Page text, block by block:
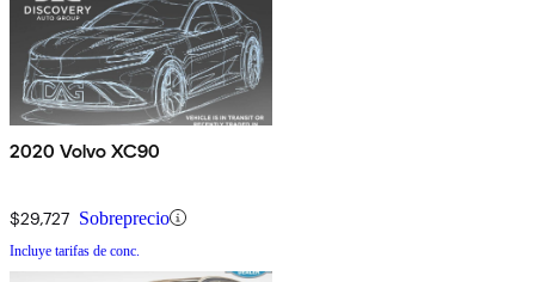
2020 Volvo XC90
$29,727 Sobreprecio
Incluye tarifas de conc.